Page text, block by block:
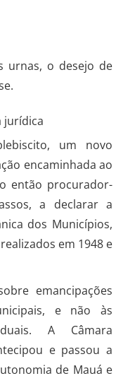
urnas, o desejo de
jurídica
um novo
encaminhada ao
então procurador-
a declarar a
dos Municípios,
em 1948 e
emancipações
e não às
A Câmara
e passou a
de Mauá e